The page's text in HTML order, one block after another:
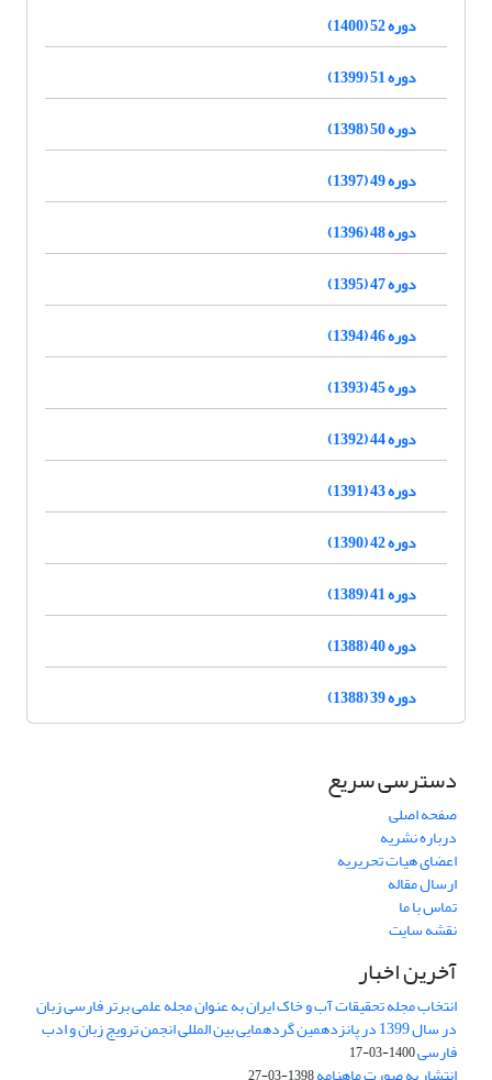
دوره 52 (1400)
دوره 51 (1399)
دوره 50 (1398)
دوره 49 (1397)
دوره 48 (1396)
دوره 47 (1395)
دوره 46 (1394)
دوره 45 (1393)
دوره 44 (1392)
دوره 43 (1391)
دوره 42 (1390)
دوره 41 (1389)
دوره 40 (1388)
دوره 39 (1388)
دسترسی سریع
صفحه اصلی
درباره نشریه
اعضای هیات تحریریه
ارسال مقاله
تماس با ما
نقشه سایت
آخرین اخبار
انتخاب مجله تحقیقات آب و خاک ایران به عنوان مجله علمی برتر فارسی زبان
در سال 1399 در پانزدهمین گردهمایی بین المللی انجمن ترویج زبان و ادب
فارسی1400-03-17